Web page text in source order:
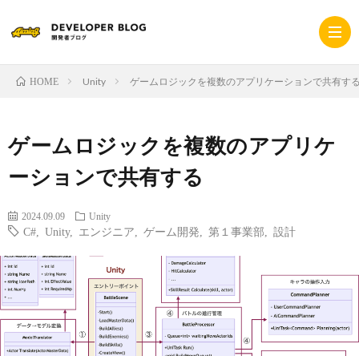
イ
ト
ポ
レ
イ
HOME Unity ゲームロジックを複数のアプリケーションで共有す
ゲームロジックを複数のアプリケ
ーションで共有する
2024.09.09 Unity
C# Unity, エンジニア ゲーム開発 第１事業部 設計